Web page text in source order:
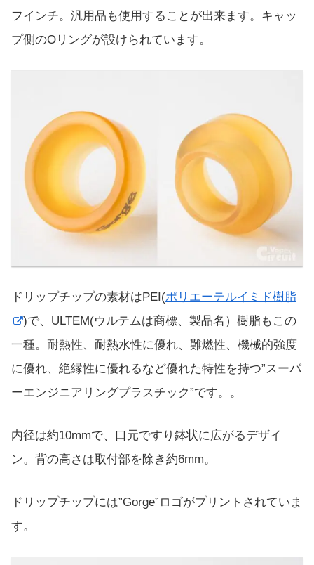
フインチ。汎用品も使用することが出来ます。キャッ
プ側のOリングが設けられています。
ドリップチップの素材はPEI(ポリエーテルイミド樹脂
)で、ULTEM(ウルテムは商標、製品名）樹脂もこの
一種。耐熱性、耐熱水性に優れ、難燃性、機械的強度
に優れ、絶縁性に優れるなど優れた特性を持つ”スーパ
ーエンジニアリングプラスチック”です。。
内径は約10mmで、口元ですり鉢状に広がるデザイ
ン。背の高さは取付部を除き約6mm。
ドリップチップには”Gorge”ロゴがプリントされていま
す。